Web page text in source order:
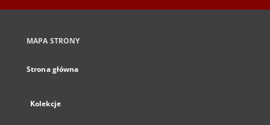
MAPA STRONY
Strona główna
Kolekcje